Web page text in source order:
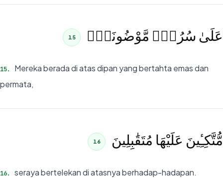
عَلَىٰ سُرُرٍۢ مَّوْضُونَةٍۢ 15
15.
Mereka berada di atas dipan yang bertahta emas dan
permata,
مُّتَّكِـِٔينَ عَلَيْهَا مُتَقَٰبِلِينَ 16
16. seraya bertelekan di atasnya berhadap-hadapan.